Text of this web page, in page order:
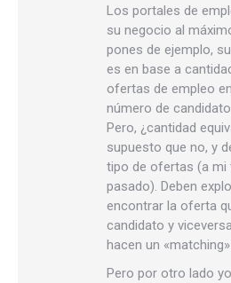
Los portales de
su negocio al
pones de ejemplo,
es en base a
ofertas de empleo
número de
Pero, ¿cantidad
supuesto que no, y
tipo de ofertas (a mi
pasado). Deben
encontrar la oferta
candidato y
hacen un
Pero por otro lado